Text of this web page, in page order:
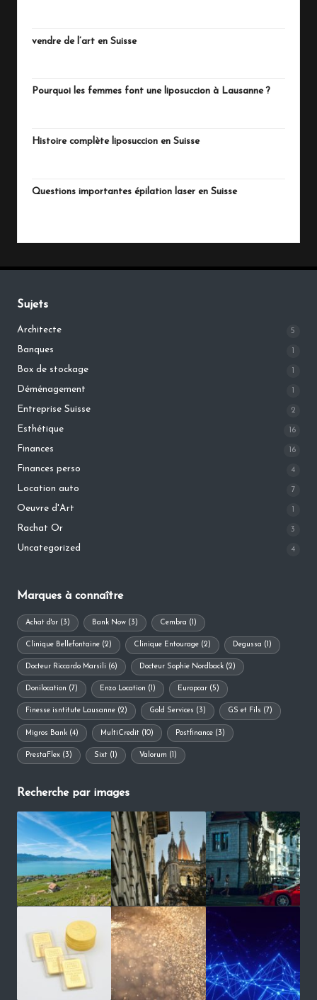
vendre de l’art en Suisse
Pourquoi les femmes font une liposuccion à Lausanne ?
Histoire complète liposuccion en Suisse
Questions importantes épilation laser en Suisse
Sujets
Architecte 5
Banques
Box de stockage
Déménagement
Entreprise Suisse 2
Esthétique 16
Finances 16
Finances perso 4
Location auto 7
Oeuvre d'Art
Rachat Or 3
Uncategorized 4
Marques à connaître
Achat d'or (3) Bank Now(3) Cembra (1)
Clinique Bellefontaine (2) Clinique Entourage(2) Degussa (1)
Docteur Riccardo Marsili (6) Docteur Sophie Nordback(2)
Donilocation (7) Enzo Location (1) Europcar(5)
Finesse isntitute Lausanne (2) Gold Services (3) GS et Fils (7)
Migros Bank (4) MultiCredit(10) Postfinance(3)
PrestaFlex (3) Sixt(1) Valorum (1)
Recherche par images